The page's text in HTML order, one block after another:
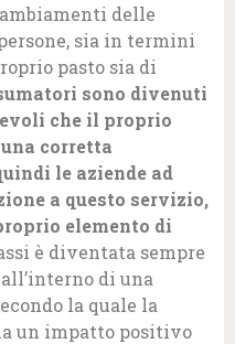
delle
sia in termini
pasto sia di
sono divenuti
che il proprio
corretta
le aziende ad
a questo servizio,
elemento di
è diventata sempre
di una
la quale la
un impatto positivo